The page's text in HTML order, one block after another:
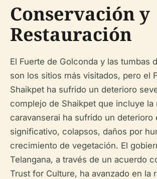
Conservación y
Restauración
El Fuerte de Golconda y las tumbas
son los sitios más visitados, pero el
Shaikpet ha sufrido un deterioro
complejo de Shaikpet que incluye la
caravanserai ha sufrido un deterioro
significativo, colapsos, daños por
crecimiento de vegetación. El
Telangana, a través de un acuerdo
Trust for Culture, ha avanzado en la